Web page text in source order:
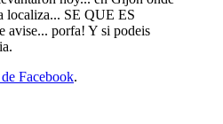
localiza... SE QUE ES
avise... porfa! Y si podeis
Facebook.